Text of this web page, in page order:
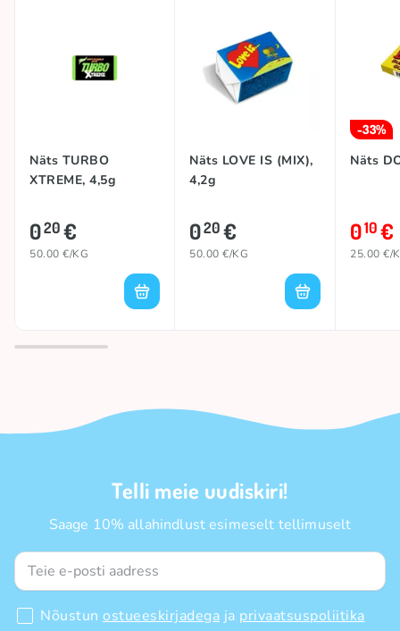
Näts TURBO
XTREME, 4,5g
020€
50.00 €/KG
Näts LOVE IS (MIX),
4,2g
020€
50.00 €/KG
-33%
Näts
010€
25.00 €/
Telli meie uudiskiri!
Saage 10% allahindlust esimeselt tellimuselt
Nõustun ostueeskirjadega ja privaatsuspoliitika